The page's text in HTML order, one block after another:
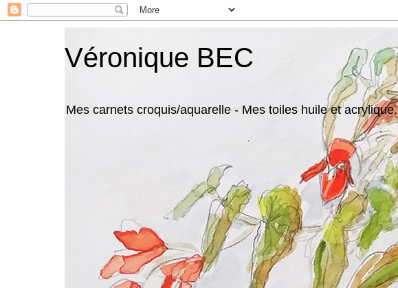
Véronique BEC
Mes carnets croquis/aquarelle - Mes toiles huile et acrylique.